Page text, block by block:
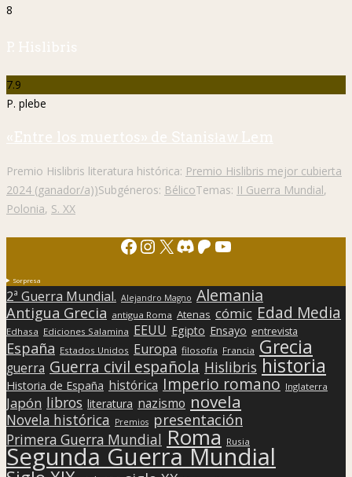
8
P. Hislibris
7.9
P. plebe
«Entre los muertos» de Stanisław Lem
Premio Hislibris literatura histórica: Premio Hislibris mejor cubierta
2024 (ganador/a))Subgéneros: BélicoTemas: II Guerra Mundial,
Polonia, S. XX
Facebook
Instagram
X Discord
Patreon
YouTube
Sorpresa
2ª Guerra Mundial. Alejandro Magno Alemania
Antigua Grecia antigua Roma Atenas cómic Edad Media
Edhasa Ediciones Salamina EEUU Egipto Ensayo entrevista
España Estados Unidos Europa filosofía Francia Grecia
guerra Guerra civil española Hislibris historia
Historia de España histórica Imperio romano Inglaterra
Japón libros literatura nazismo novela
Novela histórica Premios presentación
Primera Guerra Mundial Roma Rusia
Segunda Guerra Mundial